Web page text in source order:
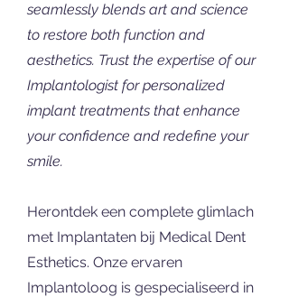
seamlessly blends art and science
to restore both function and
aesthetics. Trust the expertise of our
Implantologist for personalized
implant treatments that enhance
your confidence and redefine your
smile.
Herontdek een complete glimlach
met Implantaten bij Medical Dent
Esthetics. Onze ervaren
Implantoloog is gespecialiseerd in